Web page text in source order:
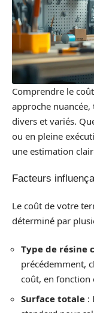
Comprendre le
approche
divers et variés.
ou en pleine
une estimation
Facteurs
Le coût de votre
déterminé par
Type de résine
précédemment,
coût, en fonction
Surface totale :